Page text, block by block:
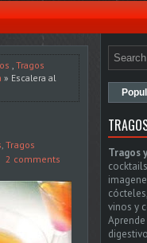
, Tragos
» Escalera al
, Tragos
2 comments
Tragos
vinos y